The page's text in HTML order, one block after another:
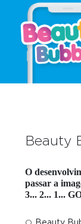
Beauty
O
passar a
3... 2... 1...